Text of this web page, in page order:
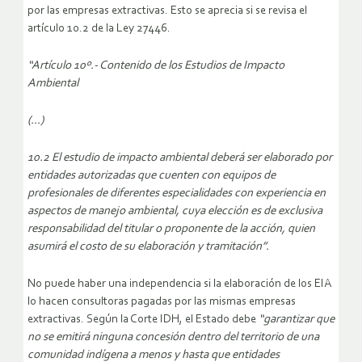
por las empresas extractivas. Esto se aprecia si se revisa el
artículo 10.2 de la Ley 27446.
“Artículo 10º.- Contenido de los Estudios de Impacto
Ambiental
(…)
10.2 El estudio de impacto ambiental deberá ser elaborado por
entidades autorizadas que cuenten con equipos de
profesionales de diferentes especialidades con experiencia en
aspectos de manejo ambiental, cuya elección es de exclusiva
responsabilidad del titular o proponente de la acción, quien
asumirá el costo de su elaboración y tramitación”.
No puede haber una independencia si la elaboración de los EIA
lo hacen consultoras pagadas por las mismas empresas
extractivas. Según la Corte IDH, el Estado debe “garantizar que
no se emitirá ninguna concesión dentro del territorio de una
comunidad indígena a menos y hasta que entidades